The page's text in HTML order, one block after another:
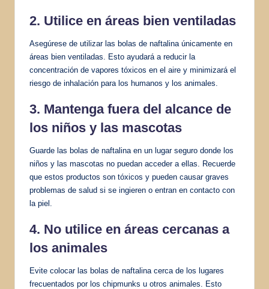
2. Utilice en áreas bien ventiladas
Asegúrese de utilizar las bolas de naftalina únicamente en
áreas bien ventiladas. Esto ayudará a reducir la
concentración de vapores tóxicos en el aire y minimizará el
riesgo de inhalación para los humanos y los animales.
3. Mantenga fuera del alcance de
los niños y las mascotas
Guarde las bolas de naftalina en un lugar seguro donde los
niños y las mascotas no puedan acceder a ellas. Recuerde
que estos productos son tóxicos y pueden causar graves
problemas de salud si se ingieren o entran en contacto con
la piel.
4. No utilice en áreas cercanas a
los animales
Evite colocar las bolas de naftalina cerca de los lugares
frecuentados por los chipmunks u otros animales. Esto